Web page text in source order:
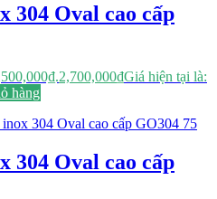
304 Oval cao cấp
2,700,000₫Giá hiện tại là:
hàng
304 Oval cao cấp